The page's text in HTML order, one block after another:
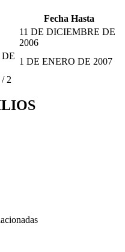
Fecha Hasta
11 DE DICIEMBRE DE
2006
1 DE ENERO DE 2007
/ 2